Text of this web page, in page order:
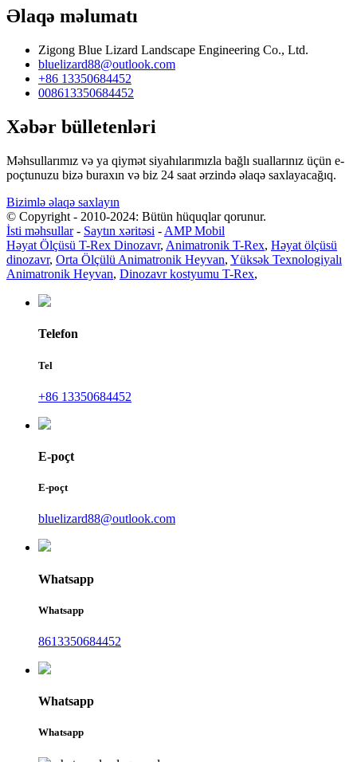
Əlaqə məlumatı
Zigong Blue Lizard Landscape Engineering Co., Ltd.
bluelizard88@outlook.com
+86 13350684452
008613350684452
Xəbər bülletenləri
Məhsullarımız və ya qiymət siyahılarımızla bağlı suallarınız üçün e-
poçtunuzu bizə buraxın və biz 24 saat ərzində əlaqə saxlayacağıq.
Bizimlə əlaqə saxlayın
© Copyright - 2010-2024: Bütün hüquqlar qorunur.
İsti məhsullar- Saytın xəritəsi - AMP Mobil
Həyat Ölçüsü T-Rex Dinozavr, Animatronik T-Rex, Həyat ölçüsü
dinozavr, Orta Ölçülü Animatronik Heyvan, Yüksək Texnologiyalı
Animatronik Heyvan, Dinozavr kostyumu T-Rex,
Telefon
Tel
+86 13350684452
E-poçt
E-poçt
bluelizard88@outlook.com
Whatsapp
Whatsapp
8613350684452
Whatsapp
Whatsapp